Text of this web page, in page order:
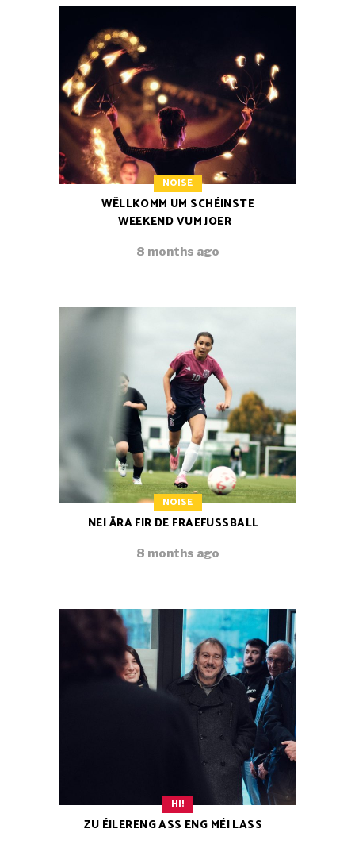
NOISE
WËLLKOMM UM SCHÉINSTE
WEEKEND VUM JOER
8 months ago
NOISE
NEI ÄRA FIR DE FRAEFUSSBALL
8 months ago
HI!
ZU ÉILERENG ASS ENG MÉI LASS